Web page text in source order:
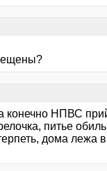
конечно НПВС
питье
дома лежа